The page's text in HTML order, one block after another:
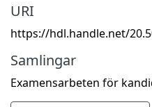
URI
https://hdl.handle.net/
Samlingar
Examensarbeten för